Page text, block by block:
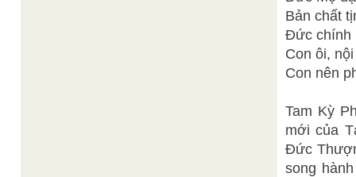
Bản chất
Đức chính
Con ôi,
Con nên
Tam Kỳ
mới của
Đức
song